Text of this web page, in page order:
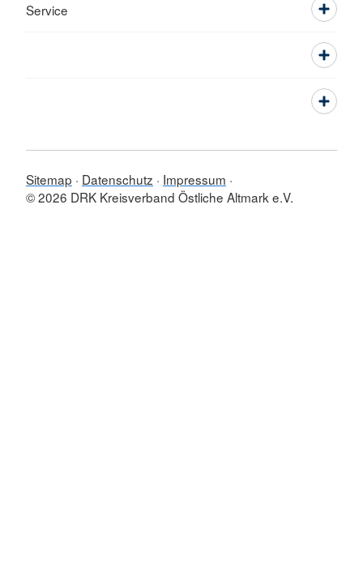
Service
Sitemap Datenschutz
Impressum
© 2026 DRK Kreisverband Östliche Altmark e.V.